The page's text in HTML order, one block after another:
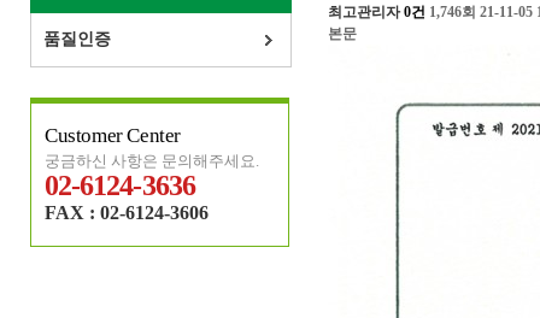
품질인증
Customer Center
궁금하신 사항은 문의해주세요.
02-6124-3636
FAX : 02-6124-3606
최고관리자 0건 1,746회 21-11-05
본문